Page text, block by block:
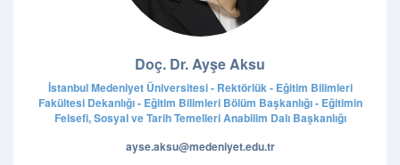
Doç. Dr. Ayşe Aksu
İstanbul Medeniyet Üniversitesi - Rektörlük - Eğitim Bilimleri
Fakültesi Dekanlığı - Eğitim Bilimleri Bölüm Başkanlığı - Eğitimin
Felsefi, Sosyal ve Tarih Temelleri Anabilim Dalı Başkanlığı
ayse.aksu@medeniyet.edu.tr